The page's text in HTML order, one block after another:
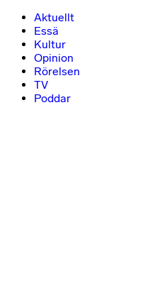
Aktuellt
Essä
Kultur
Opinion
Rörelsen
TV
Poddar